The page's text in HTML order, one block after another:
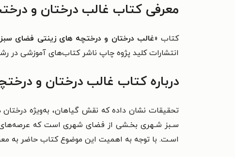
معرفی کتاب غالب درختان و
کتاب «غالب درختان و درختچه های زینتی فضای
انتشارات کلید پژوه چاپ ناشر کتاب‌های آموزشی در
درباره کتاب غالب درختان و
تحقیقات نشان داده که نقش گیاهان، به‌ویژه
سـبز شـهری بخـشی از فضای شهری است که عرصه‌های
اسـت. با توجه به اهمیت این موضوع کتاب حاضر به